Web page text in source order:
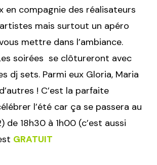
en compagnie des réalisateurs
mais surtout un apéro
mettre dans l’ambiance.
soirées se clôtureront avec
dj sets. Parmi eux Gloria, Maria
! C’est la parfaite
l’été car ça se passera au
de 18h30 à 1h00 (c’est aussi
GRATUIT